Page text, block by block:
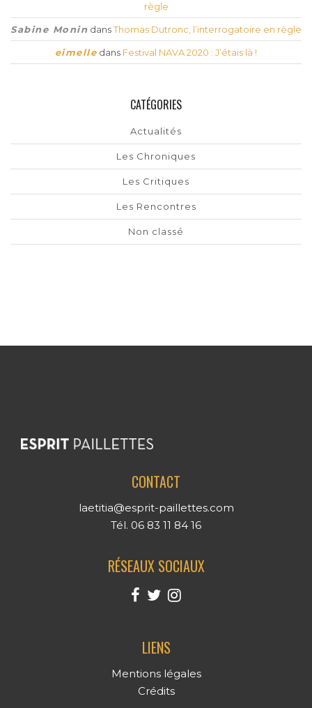
règle
Sabine Monin dansThomas Dutronc, l’interrogatoire en règle
eimelle dans Festival NAVA 2020 : J’étais là !
CATÉGORIES
Actualités
Les Chroniques
Les Critiques
Les Rencontres
Non classé
CONTACT
laetitia@esprit-paillettes.com
Tél. 06 83 11 84 16
RÉSEAUX SOCIAUX
LIENS
Mentions légales
Crédits